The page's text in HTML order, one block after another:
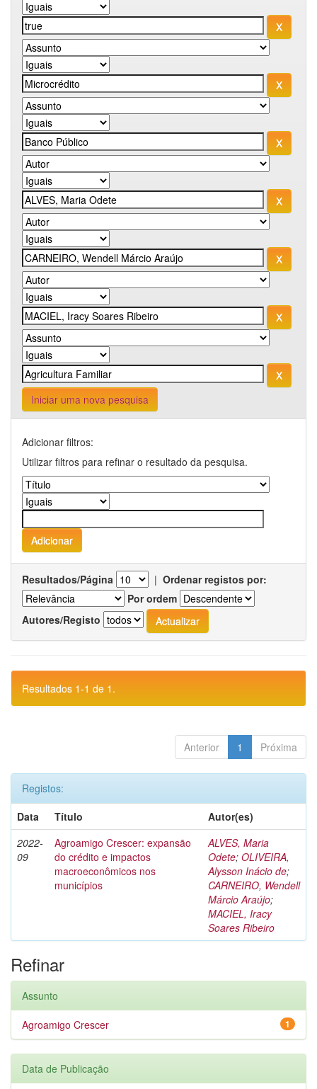
Iniciar uma nova pesquisa
Adicionar filtros:
Utilizar filtros para refinar o resultado da pesquisa.
Resultados/Página | Ordenar registos por:
Por ordem
Autores/Registo
Resultados 1-1 de 1.
Anterior 1 Próxima
Registos:
Data
Título
Autor(es)
2022-
09
Agroamigo Crescer: expansão
do crédito e impactos
macroeconômicos nos
municípios
ALVES, Maria
Odete; OLIVEIRA,
Alysson Inácio de;
CARNEIRO, Wendell
Márcio Araújo;
MACIEL, Iracy
Soares Ribeiro
Refinar
Assunto
1
Agroamigo Crescer
Data de Publicação